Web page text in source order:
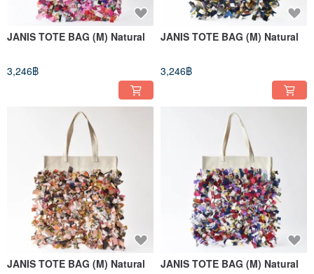
JANIS TOTE BAG (M) Natural
3,246฿
JANIS TOTE BAG (M) Natural
3,246฿
JANIS TOTE BAG (M) Natural JANIS TOTE BAG (M) Natural